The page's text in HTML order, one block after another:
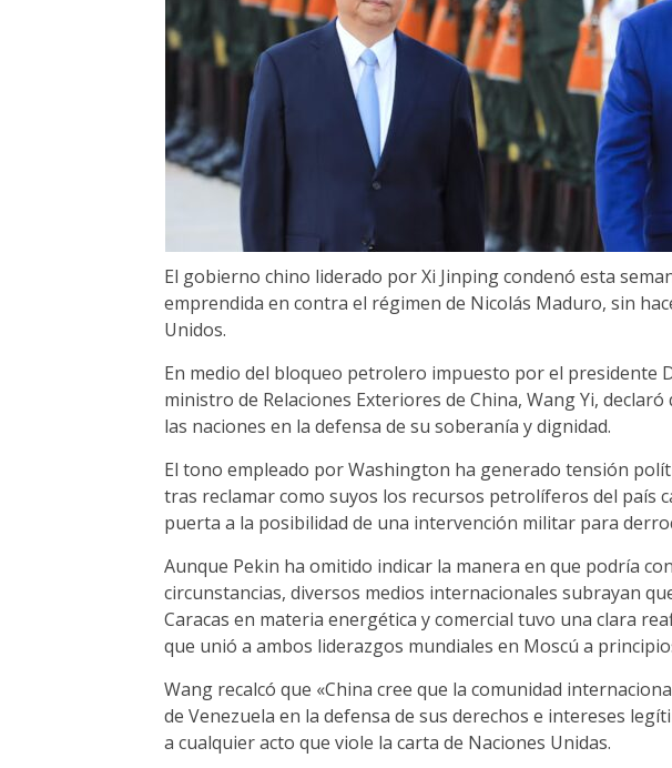
El gobierno chino liderado por Xi Jinping condenó esta
emprendida en contra el régimen de Nicolás Maduro, sin
Unidos.
En medio del bloqueo petrolero impuesto por el presidente
ministro de Relaciones Exteriores de China, Wang Yi,
las naciones en la defensa de su soberanía y dignidad.
El tono empleado por Washington ha generado tensión
tras reclamar como suyos los recursos petrolíferos del país
puerta a la posibilidad de una intervención militar para
Aunque Pekin ha omitido indicar la manera en que podría
circunstancias, diversos medios internacionales subrayan
Caracas en materia energética y comercial tuvo una clara
que unió a ambos liderazgos mundiales en Moscú a
Wang recalcó que «China cree que la comunidad
de Venezuela en la defensa de sus derechos e intereses
a cualquier acto que viole la carta de Naciones Unidas.